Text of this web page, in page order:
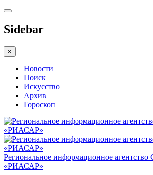
Sidebar
×
Новости
Поиск
Искусство
Архив
Гороскоп
Региональное информационное агентство
«РИАСАР»